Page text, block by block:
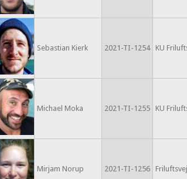
Sebastian Kierk 2021-TI-1254 KU
Michael Moka 2021-TI-1255 KU
Mirjam Norup 2021-TI-1256